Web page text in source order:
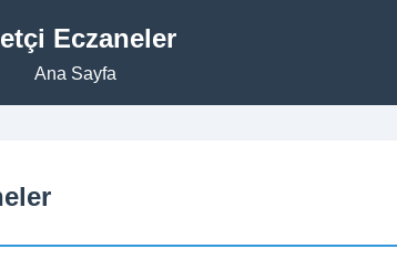
Eczaneler
Ana Sayfa